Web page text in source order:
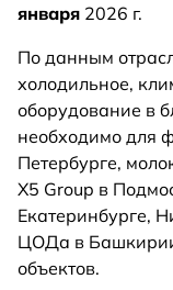
января 2026 г.
По данным
холодильное,
оборудование в
необходимо для
Петербурге,
X5 Group в
Екатеринбурге,
ЦОДа в
объектов.